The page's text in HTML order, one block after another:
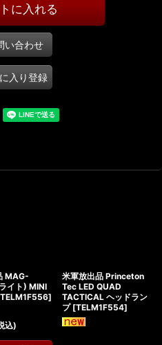
に入れる
い合わせ
入り登録
MAG-
イト) MINI
TELM1F556]
込)
米軍放出品 Princeton
Tec LED QUAD
TACTICAL ヘッドラン
プ [TELM1F554]